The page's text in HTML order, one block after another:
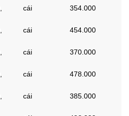
cái 354.000
cái 454.000
cái 370.000
cái 478.000
cái 385.000